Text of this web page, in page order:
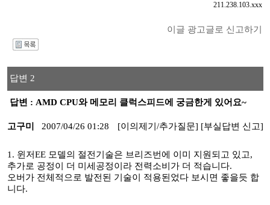
211.238.103.xxx
이글 광고글로 신고하기
답변 2
답변 : AMD CPU와 메모리 클럭스피드에 궁금한게 있어요~
고구미 2007/04/26 01:28 [이의제기/추가질문] [부실답변 신고]
1. 윈저EE 모델의 절전기술은 브리즈번에 이미 지원되고 있고,
추가로 공정이 더 미세공정이라 전력소비가 더 적습니다.
오버가 전체적으로 발전된 기술이 적용된었다 보시면 좋을듯 합
니다.